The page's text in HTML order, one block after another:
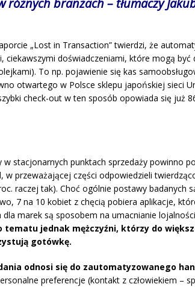
różnych branżach– tłumaczy
„Lost in Transaction” twierdzi, że
ciekawszymi doświadczeniami, które mogą być
To np. pojawienie się kas
otwartego w Polsce sklepu japońskiej sieci
check-out w ten sposób opowiada się już
stacjonarnych punktach sprzedaży powinno
przeważającej części odpowiedzieli
raczej tak). Choć ogólnie postawy badanych
7 na 10 kobiet z chęcią pobiera aplikacje,
marek są sposobem na umacnianie
jednak mężczyźni, którzy do
gotówkę.
odnosi się do zautomatyzowanego
preferencje (kontakt z człowiekiem –